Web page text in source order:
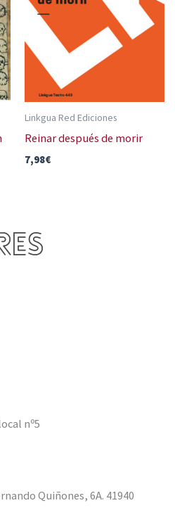
Linkgua Red Ediciones
Reinar después de morir
7,98€
nº5
Quiñones, 6A. 41940